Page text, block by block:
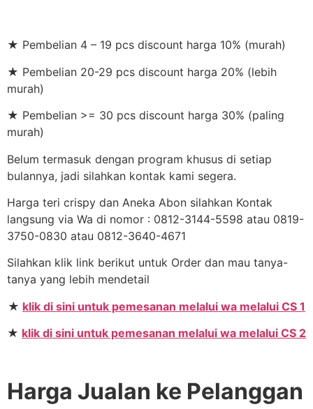
★ Pembelian 4 – 19 pcs discount harga 10% (murah)
★ Pembelian 20-29 pcs discount harga 20% (lebih
murah)
★ Pembelian >= 30 pcs discount harga 30% (paling
murah)
Belum termasuk dengan program khusus di setiap
bulannya, jadi silahkan kontak kami segera.
Harga teri crispy dan Aneka Abon silahkan Kontak
langsung via Wa di nomor : 0812-3144-5598 atau 0819-
3750-0830 atau 0812-3640-4671
Silahkan klik link berikut untuk Order dan mau tanya-
tanya yang lebih mendetail
★ klik di sini untuk pemesanan melalui wa melalui CS 1
★ klik di sini untuk pemesanan melalui wa melalui CS 2
Harga Jualan ke Pelanggan